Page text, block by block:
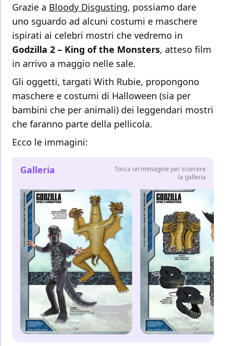
Grazie a Bloody Disgusting, possiamo dare
uno sguardo ad alcuni costumi e maschere
ispirati ai celebri mostri che vedremo in
Godzilla 2 – King of the Monsters, atteso film
in arrivo a maggio nelle sale.
Gli oggetti, targati With Rubie, propongono
maschere e costumi di Halloween (sia per
bambini che per animali) dei leggendari mostri
che faranno parte della pellicola.
Ecco le immagini:
Galleria
Tocca un'immagine per scorrere
la galleria